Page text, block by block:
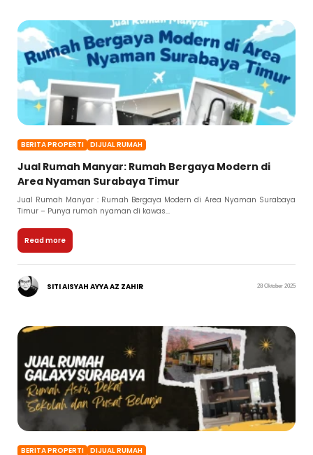
BERITA PROPERTI DIJUAL RUMAH
Jual Rumah Manyar: Rumah Bergaya Modern di
Area Nyaman Surabaya Timur
Jual Rumah Manyar : Rumah Bergaya Modern di Area Nyaman Surabaya
Timur – Punya rumah nyaman di kawas...
Read more
SITI AISYAH AYYA AZ ZAHIR 28 Oktober 2025
BERITA PROPERTI DIJUAL RUMAH